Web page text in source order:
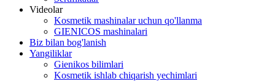
Videolar
Kosmetik mashinalar uchun qo'llanma
GIENICOS mashinalari
Biz bilan bog'lanish
Yangiliklar
Gienikos bilimlari
Kosmetik ishlab chiqarish yechimlari